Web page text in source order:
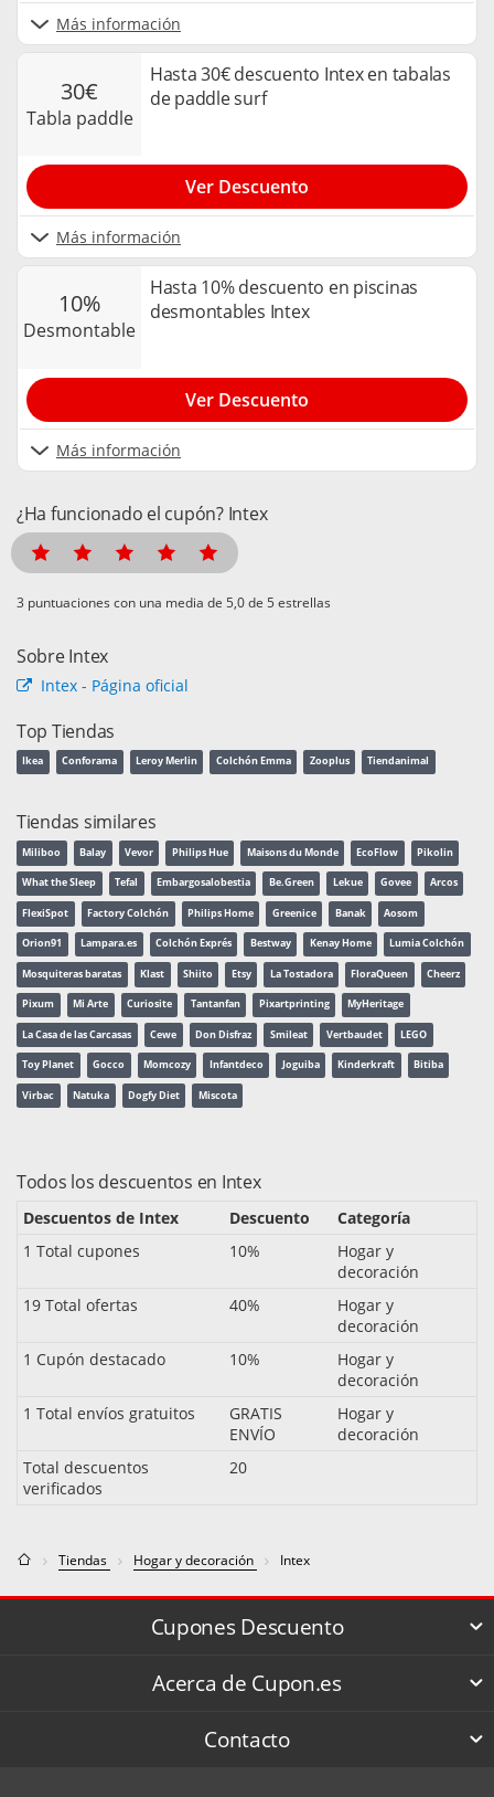
Más información
30€
tabla paddle
Hasta 30€ descuento Intex en tabalas
de paddle surf
Más información
Ver Descuento
10%
desmontable
Hasta 10% descuento en piscinas
desmontables Intex
Más información
Ver Descuento
¿Ha funcionado el cupón? Intex
puntuaciones con una media de de 5 estrellas
Sobre Intex
Intex - Página oficial
Top Tiendas
Ikea Conforama Leroy Merlin Colchón Emma Zooplus Tiendanimal
Tiendas similares
Miliboo Balay Vevor Philips Hue Maisons du Monde EcoFlow Pikolin
What the Sleep Tefal Embargosalobestia Be.Green Lekue Govee Arcos
FlexiSpot Factory Colchón Philips Home Greenice Banak Aosom
Orion91 Lampara.es Colchón Exprés Bestway Kenay Home Lumia Colchón
Mosquiteras baratas Klast Shiito Etsy La Tostadora FloraQueen Cheerz
Pixum Mi Arte Curiosite Tantanfan Pixartprinting MyHeritage
La Casa de las Carcasas Cewe Don Disfraz Smileat Vertbaudet LEGO
Toy Planet Gocco Momcozy Infantdeco Joguiba Kinderkraft Bitiba
Virbac Natuka Dogfy Diet Miscota
Todos los descuentos en Intex
Descuentos de Intex Descuento
Categoría
1 Total cupones
10%
Hogar y
decoración
19 Total ofertas
40%
Hogar y
decoración
1 Cupón destacado
10%
Hogar y
decoración
1 Total envíos gratuitos
GRATIS
ENVÍO
Hogar y
decoración
Total descuentos
verificados
20
Tiendas Hogar y decoración Intex
Cupones Descuento
Acerca de Cupon.es
Contacto